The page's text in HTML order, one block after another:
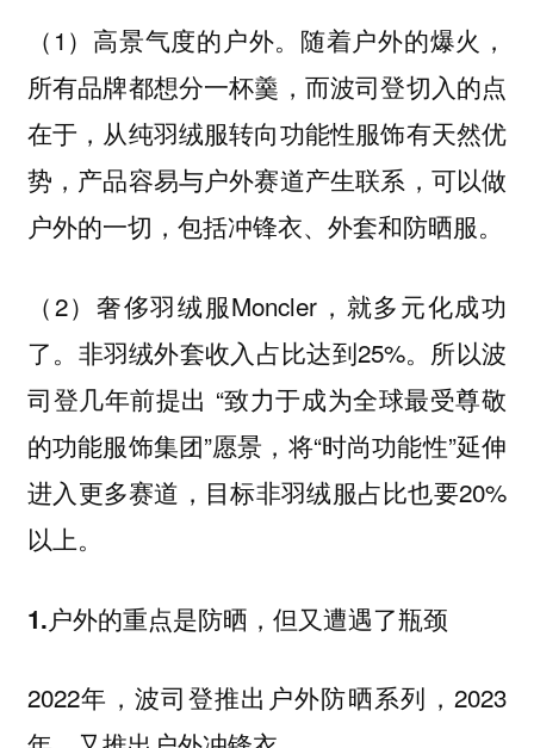
（1）高景气度的户外。随着户外的爆火，
所有品牌都想分一杯羹，而波司登切入的点
在于，从纯羽绒服转向功能性服饰有天然优
势，产品容易与户外赛道产生联系，可以做
户外的一切，包括冲锋衣、外套和防晒服。
（2）奢侈羽绒服Moncler，就多元化成功
了。非羽绒外套收入占比达到25%。所以波
司登几年前提出 “致力于成为全球最受尊敬
的功能服饰集团”愿景，将“时尚功能性”延伸
进入更多赛道，目标非羽绒服占比也要20%
以上。
1.户外的重点是防晒，但又遭遇了瓶颈
2022年，波司登推出户外防晒系列，2023